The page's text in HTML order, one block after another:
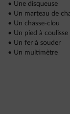
• Une disqueuse
• Un marteau de
• Un chasse-clou
• Un pied à coulisse
• Un fer à souder
• Un multimètre